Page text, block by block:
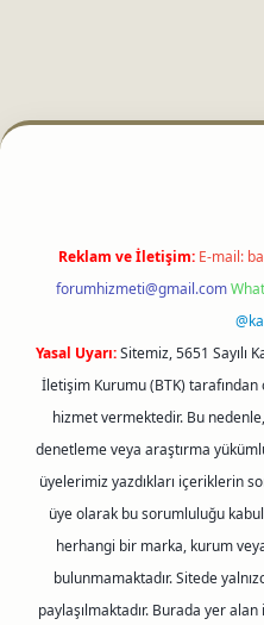
Reklam ve İletişim: E-mail:
forumhizmeti@gmail.com
Yasal Uyarı:Sitemiz, 5651 Sayılı
İletişim Kurumu (BTK) tarafından
hizmet vermektedir. Bu
denetleme veya araştırma
üyelerimiz yazdıkları içeriklerin
üye olarak bu sorumluluğu
herhangi bir marka, kurum
bulunmamaktadır. Sitede
paylaşılmaktadır. Burada yer